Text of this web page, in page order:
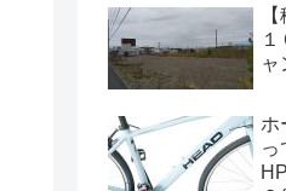
ャ
ホ
っ